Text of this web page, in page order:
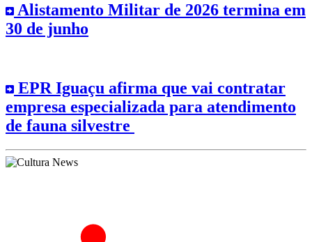
Alistamento Militar de 2026 termina em
30 de junho
EPR Iguaçu afirma que vai contratar
empresa especializada para atendimento
de fauna silvestre